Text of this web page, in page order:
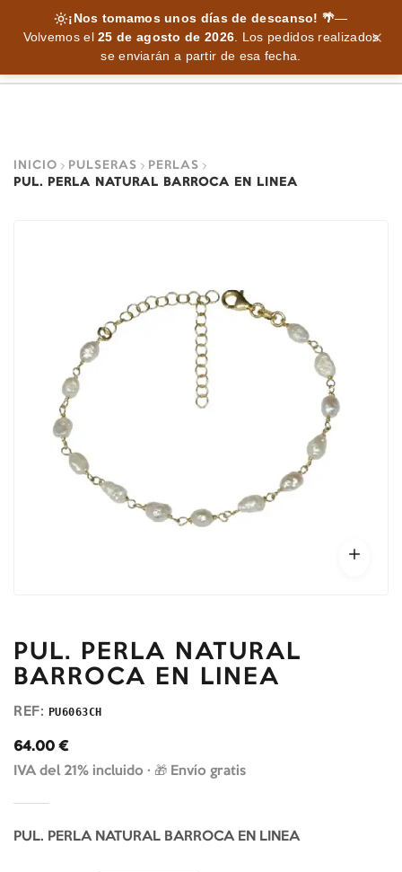
¡Nos tomamos unos días de descanso! 🌴—
Volvemos el25 de agosto de 2026. Los pedidos realizados
se enviarán a partir de esa fecha.
INICIO PULSERAS
PERLAS
PUL. PERLA NATURAL BARROCA EN LINEA
PUL. PERLA NATURAL
BARROCA EN LINEA
REF: PU6063CH
64.00 €
IVA del 21% incluido · 🎁 Envío gratis
PUL. PERLA NATURAL BARROCA EN LINEA